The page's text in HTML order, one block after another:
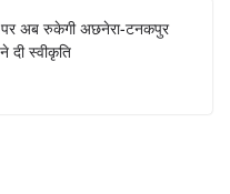
अब रुकेगी अछनेरा-टनकपुर
दी स्वीकृति